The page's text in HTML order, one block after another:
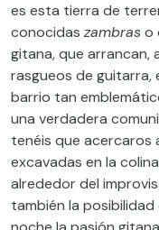
es esta tierra de
conocidas zambraso
gitana, que arrancan,
rasgueos de guitarra,
barrio tan
una verdadera
tenéis que acercaros
excavadas en la
alrededor del
también la